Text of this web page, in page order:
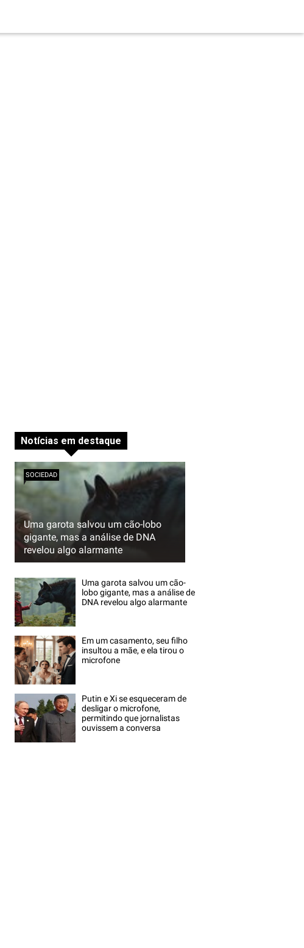
Notícias em destaque
Uma garota salvou um cão-lobo
gigante, mas a análise de DNA
revelou algo alarmante
SOCIEDAD
Uma garota salvou um cão-
lobo gigante, mas a análise de
DNA revelou algo alarmante
Em um casamento, seu filho
insultou a mãe, e ela tirou o
microfone
Putin e Xi se esqueceram de
desligar o microfone,
permitindo que jornalistas
ouvissem a conversa